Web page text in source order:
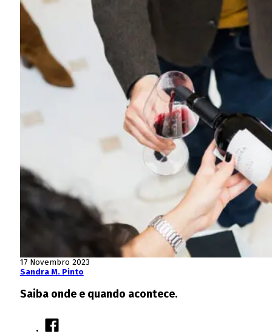
17 Novembro 2023
Sandra M. Pinto
Saiba onde e quando acontece.